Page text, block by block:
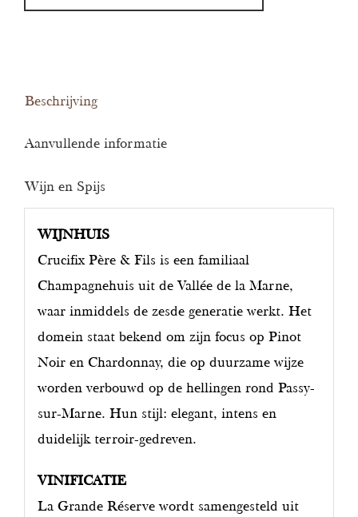
Grande
Beschrijving
Aanvullende informatie
Wijn en Spijs
WIJNHUIS
Crucifix Père & Fils is een familiaal
Champagnehuis uit de Vallée de la Marne,
waar inmiddels de zesde generatie werkt. Het
domein staat bekend om zijn focus op Pinot
Noir en Chardonnay, die op duurzame wijze
worden verbouwd op de hellingen rond Passy-
sur-Marne. Hun stijl: elegant, intens en
duidelijk terroir-gedreven.
VINIFICATIE
La Grande Réserve wordt samengesteld uit